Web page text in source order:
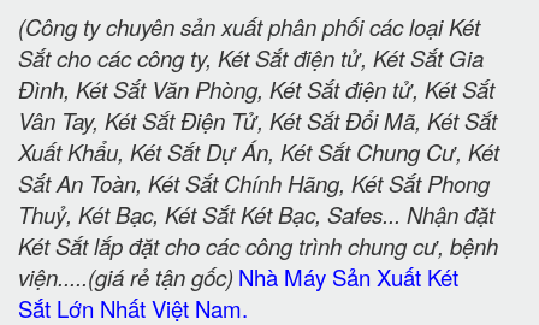
(Công ty chuyên sản xuất phân phối các loại Két
Sắt cho các công ty, Két Sắt điện tử, Két Sắt Gia
Đình, Két Sắt Văn Phòng, Két Sắt điện tử, Két Sắt
Vân Tay, Két Sắt Điện Tử, Két Sắt Đổi Mã, Két Sắt
Xuất Khẩu, Két Sắt Dự Án, Két Sắt Chung Cư, Két
Sắt An Toàn, Két Sắt Chính Hãng, Két Sắt Phong
Thuỷ, Két Bạc, Két Sắt Két Bạc, Safes... Nhận đặt
Két Sắt lắp đặt cho các công trình chung cư, bệnh
viện.....(giá rẻ tận gốc) Nhà Máy Sản Xuất Két
Sắt Lớn Nhất Việt Nam.